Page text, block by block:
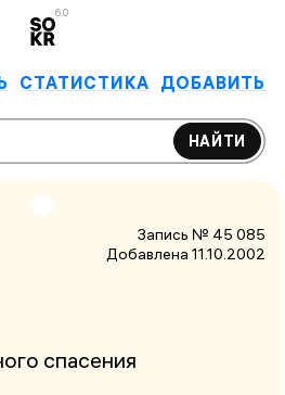
6.0
СТАТИСТИКА ДОБАВИТЬ
НАЙТИ
Запись № 45 085
Добавлена 11.10.2002
спасения